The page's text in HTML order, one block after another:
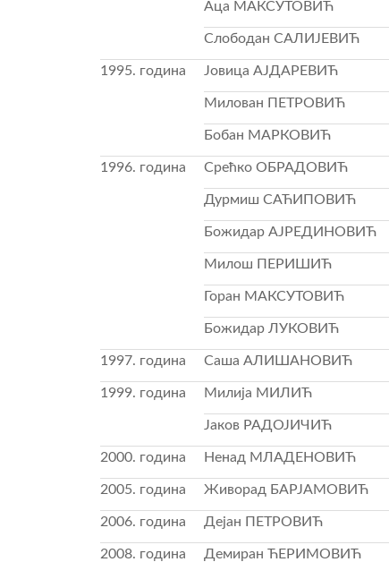
Ацa МАКСУТОВИЋ
Слободан САЛИЈЕВИЋ
1995. година Јовица АЈДАРЕВИЋ
Милован ПЕТРОВИЋ
Бобан МАРКОВИЋ
1996. година Срећко ОБРАДОВИЋ
Дурмиш САЋИПОВИЋ
Божидар АЈРЕДИНОВИЋ
Милош ПЕРИШИЋ
Горан МАКСУТОВИЋ
Божидар ЛУКОВИЋ
1997. година Саша АЛИШАНОВИЋ
1999. година Милија МИЛИЋ
Јаков РАДОЈИЧИЋ
2000. година Ненад МЛАДЕНОВИЋ
2005. година Живорад БАРЈАМОВИЋ
2006. година Дејан ПЕТРОВИЋ
2008. година Демиран ЋЕРИМОВИЋ